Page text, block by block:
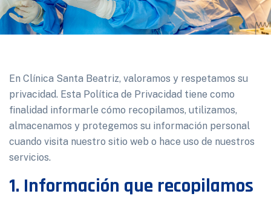
En Clínica Santa Beatriz, valoramos y respetamos su
privacidad. Esta Política de Privacidad tiene como
finalidad informarle cómo recopilamos, utilizamos,
almacenamos y protegemos su información personal
cuando visita nuestro sitio web o hace uso de nuestros
servicios.
1. Información que recopilamos